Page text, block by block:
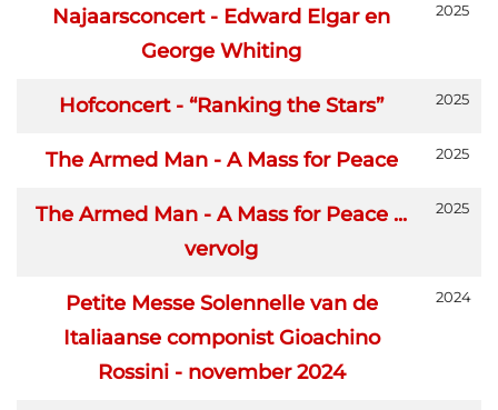
Najaarsconcert - Edward Elgar en
George Whiting
2025
Hofconcert - “Ranking the Stars” 2025
The Armed Man - A Mass for Peace 2025
The Armed Man - A Mass for Peace ...
vervolg
2025
Petite Messe Solennelle van de
Italiaanse componist Gioachino
Rossini - november 2024
2024